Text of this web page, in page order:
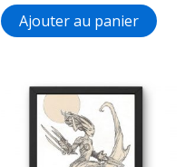
Ajouter au panier